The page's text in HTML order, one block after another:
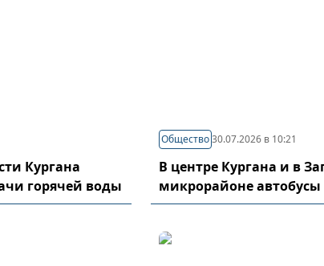
Кургана
горячей воды
Общество 30.07.2026 в 10:21
В центре Кургана и в
микрорайоне